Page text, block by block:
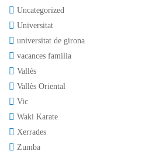
Uncategorized
Universitat
universitat de girona
vacances familia
Vallès
Vallès Oriental
Vic
Waki Karate
Xerrades
Zumba